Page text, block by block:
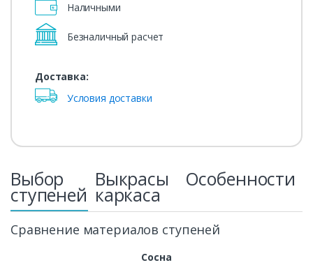
Наличными
Безналичный расчет
Доставка:
Условия доставки
Выбор
ступеней
Выкрасы
каркаса
Особенности
Сравнение материалов ступеней
Сосна